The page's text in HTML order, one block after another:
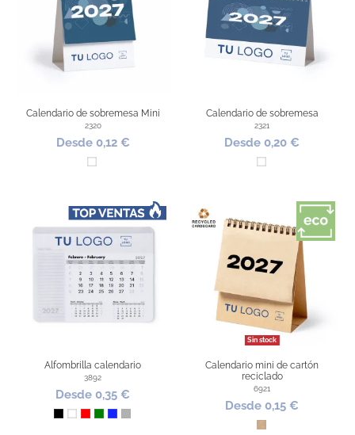
Calendario de sobremesa Mini
2320
Desde 0,12 €
Blanco
Calendario de sobremesa
2321
Desde 0,20 €
Blanco
Alfombrilla calendario
3892
Desde 0,35 €
NegroBlanco
RojoVerdeAzul Royal
Plata
Sin stock
Calendario mini de cartón
reciclado
6921
Desde 0,15 €
Kraft